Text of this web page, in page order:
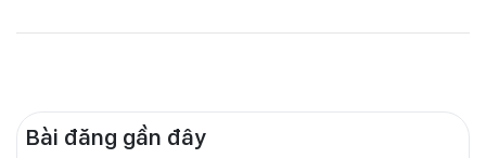
Bài đăng gần đây